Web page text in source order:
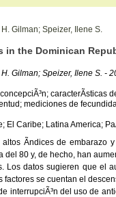
Gilman; Speizer, Ilene S.
the Dominican
Gilman; Speizer, Ilene S.
caracterÃ­sticas
mediciones de
El Caribe; Latina America;
Ã­ndices de embarazo
80 y, de hecho, han
Los datos sugieren que el
se cuentan el
interrupciÃ³n del uso de